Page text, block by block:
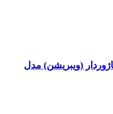
(ویبریشن) مدل